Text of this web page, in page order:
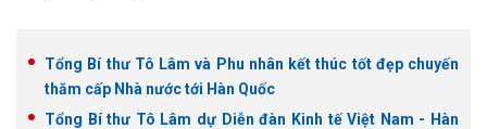
Tổng Bí thư Tô Lâm và Phu nhân kết thúc tốt đẹp chuyến
thăm cấp Nhà nước tới Hàn Quốc
Tổng Bí thư Tô Lâm dự Diễn đàn Kinh tế Việt Nam - Hàn